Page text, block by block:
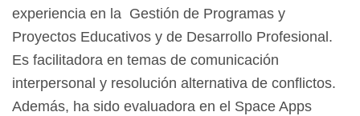
experiencia en la Gestión de Programas y
Proyectos Educativos y de Desarrollo Profesional.
Es facilitadora en temas de comunicación
interpersonal y resolución alternativa de conflictos.
Además, ha sido evaluadora en el Space Apps